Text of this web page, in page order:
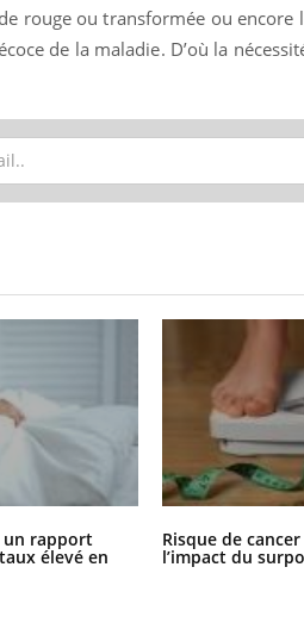
rouge ou transformée ou encore
de la maladie. D’où la
rapport
élevé en
Risque de
l’impact du